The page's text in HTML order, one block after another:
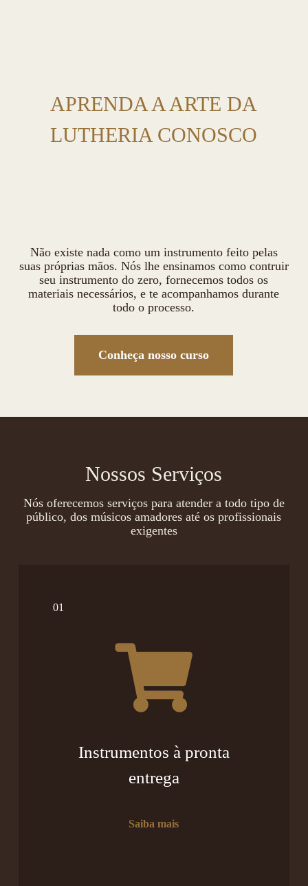
APRENDA A ARTE DA
LUTHERIA CONOSCO
Não existe nada como um instrumento feito pelas
suas próprias mãos. Nós lhe ensinamos como contruir
seu instrumento do zero, fornecemos todos os
materiais necessários, e te acompanhamos durante
todo o processo.
Conheça nosso curso
Nossos Serviços
Nós oferecemos serviços para atender a todo tipo de
público, dos músicos amadores até os profissionais
exigentes
01
Instrumentos à pronta
entrega
Saiba mais